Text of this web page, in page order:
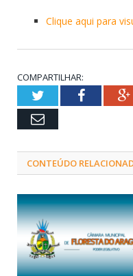
Clique aqui para
COMPARTILHAR:
TwitterFacebook
Email
CONTEÚDO